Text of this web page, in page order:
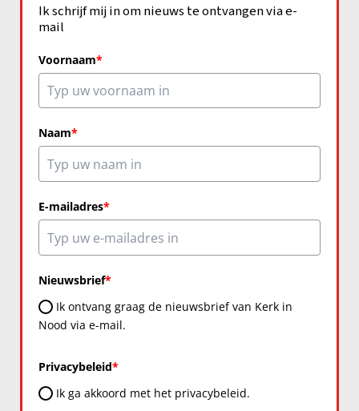
Ik schrijf mij in om nieuws te ontvangen via e-
mail
Voornaam*
Naam*
E-mailadres*
Nieuwsbrief*
Ik ontvang graag de nieuwsbrief van Kerk in
Nood via e-mail.
Privacybeleid*
Ik ga akkoord met het privacybeleid.